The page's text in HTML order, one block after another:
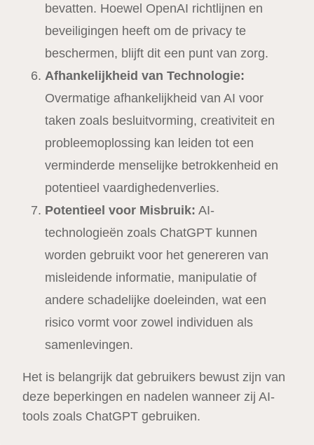
bevatten. Hoewel OpenAI richtlijnen en
beveiligingen heeft om de privacy te
beschermen, blijft dit een punt van zorg.
Afhankelijkheid van Technologie:
Overmatige afhankelijkheid van AI voor
taken zoals besluitvorming, creativiteit en
probleemoplossing kan leiden tot een
verminderde menselijke betrokkenheid en
potentieel vaardighedenverlies.
Potentieel voor Misbruik: AI-
technologieën zoals ChatGPT kunnen
worden gebruikt voor het genereren van
misleidende informatie, manipulatie of
andere schadelijke doeleinden, wat een
risico vormt voor zowel individuen als
samenlevingen.
Het is belangrijk dat gebruikers bewust zijn van
deze beperkingen en nadelen wanneer zij AI-
tools zoals ChatGPT gebruiken.